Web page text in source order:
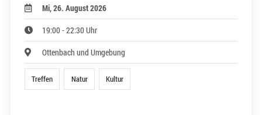
Mi, 26. August 2026
19:00 - 22:30 Uhr
Ottenbach und Umgebung
Treffen Natur Kultur